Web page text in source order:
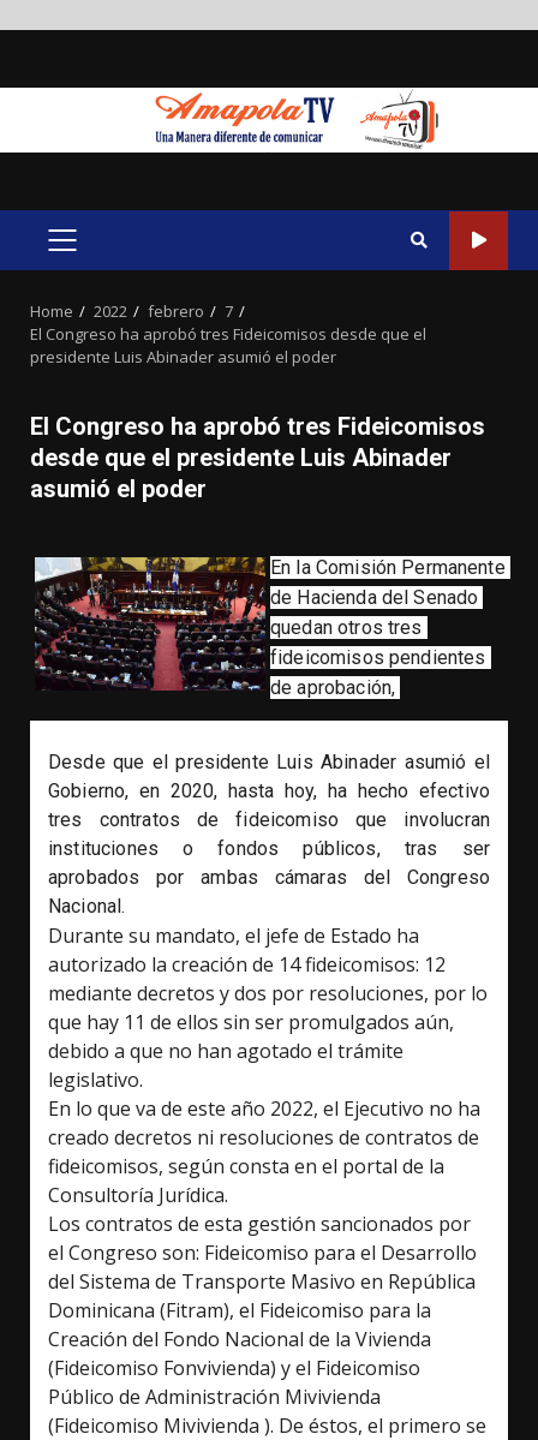
PRIMARY
Home 2022 febrero
7
El Congreso ha aprobó tres Fideicomisos desde que el
presidente Luis Abinader asumió el poder
El Congreso ha aprobó tres Fideicomisos
desde que el presidente Luis Abinader
asumió el poder
En la Comisión Permanente
de Hacienda del Senado
quedan otros tres
fideicomisos pendientes
de aprobación,
Desde que el presidente Luis Abinader asumió el
Gobierno, en 2020, hasta hoy, ha hecho efectivo
tres contratos de fideicomiso que involucran
instituciones o fondos públicos, tras ser
aprobados por ambas cámaras del Congreso
Nacional.
Durante su mandato, el jefe de Estado ha
autorizado la creación de 14 fideicomisos: 12
mediante decretos y dos por resoluciones, por lo
que hay 11 de ellos sin ser promulgados aún,
debido a que no han agotado el trámite
legislativo.
En lo que va de este año 2022, el Ejecutivo no ha
creado decretos ni resoluciones de contratos de
fideicomisos, según consta en el portal de la
Consultoría Jurídica.
Los contratos de esta gestión sancionados por
el Congreso son: Fideicomiso para el Desarrollo
del Sistema de Transporte Masivo en República
Dominicana (Fitram), el Fideicomiso para la
Creación del Fondo Nacional de la Vivienda
(Fideicomiso Fonvivienda) y el Fideicomiso
Público de Administración Mivivienda
(Fideicomiso Mivivienda ). De éstos, el primero se